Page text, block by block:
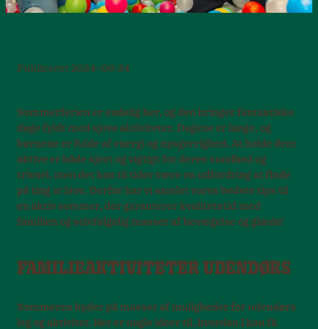
Publiceret 2024-06-24
Sommerferien er endelig her, og den bringer fantastiske
dage fyldt med sjove aktiviteter. Dagene er lange, og
børnene er fulde af energi og nysgerrighed. At holde dem
aktive er både sjovt og vigtigt for deres sundhed og
trivsel, men det kan til tider være en udfordring at finde
på ting at lave. Derfor har vi samlet vores bedste tips til
en aktiv sommer, der garanterer kvalitetstid med
familien og selvfølgelig masser af bevægelse og glæde!
FAMILIEAKTIVITETER UDENDØRS
Sommeren byder på masser af muligheder for udendørs
leg og aktivitet. Her er nogle ideer til, hvordan I kan få